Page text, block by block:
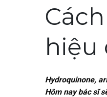
hiệu
Hydroquinone,
Hôm nay bác sĩ